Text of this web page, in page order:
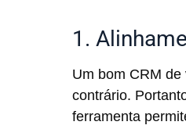
1.
Um bom CRM
contrário.
ferramenta